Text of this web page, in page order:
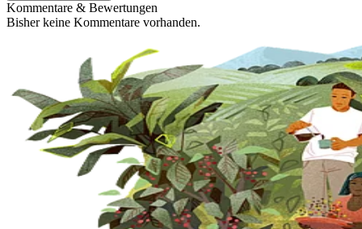
Kommentare & Bewertungen
Bisher keine Kommentare vorhanden.